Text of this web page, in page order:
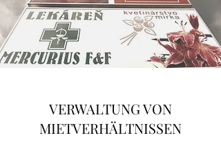
VERWALTUNG VON
MIETVERHÄLTNISSEN